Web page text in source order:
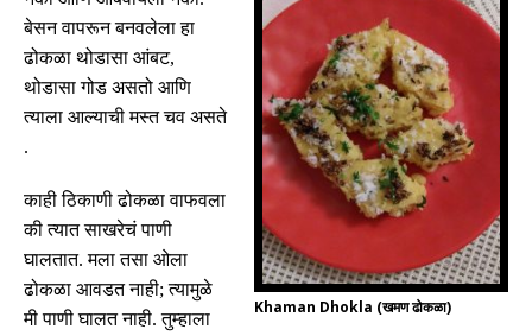
Khaman Dhokla (खमण ढोकळा)
बेसन वापरून बनवलेला हा
ढोकळा थोडासा आंबट,
थोडासा गोड असतो आणि
त्याला आल्याची मस्त चव असते
.
काही ठिकाणी ढोकळा वाफवला
की त्यात साखरेचं पाणी
घालतात.मला तसा ओला
ढोकळा आवडत नाही;त्यामुळे
मी पाणी घालत नाही.तुम्हाला